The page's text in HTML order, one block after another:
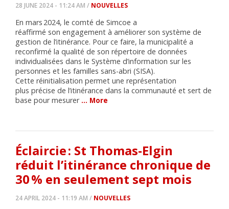
28 JUNE 2024 - 11:24 AM / NOUVELLES
En mars 2024, le comté de Simcoe a
réaffirmé son engagement à améliorer son système de
gestion de l’itinérance. Pour ce faire, la municipalité a
reconfirmé la qualité de son répertoire de données
individualisées dans le Système d’information sur les
personnes et les familles sans-abri (SISA).
Cette réinitialisation permet une représentation
plus précise de l’itinérance dans la communauté et sert de
base pour mesurer … More
Éclaircie : St Thomas-Elgin
réduit l’itinérance chronique de
30 % en seulement sept mois
24 APRIL 2024 - 11:19 AM / NOUVELLES